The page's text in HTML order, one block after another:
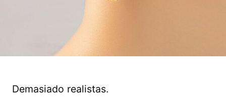
Demasiado realistas.